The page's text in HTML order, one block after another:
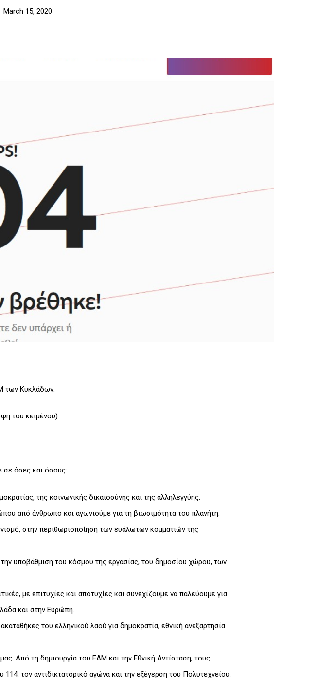
March 15, 2020
των Κυκλάδων.
του κειμένου)
σε όσες και όσους:
της κοινωνικής δικαιοσύνης και της αλληλεγγύης.
από άνθρωπο και αγωνιούμε για τη βιωσιμότητα του πλανήτη.
στην περιθωριοποίηση των ευάλωτων κομματιών της
υποβάθμιση του κόσμου της εργασίας, του δημοσίου χώρου, των
με επιτυχίες και αποτυχίες και συνεχίζουμε να παλεύουμε για
και στην Ευρώπη.
του ελληνικού λαού για δημοκρατία, εθνική ανεξαρτησία
Από τη δημιουργία του ΕΑΜ και την Εθνική Αντίσταση, τους
τον αντιδικτατορικό αγώνα και την εξέγερση του Πολυτεχνείου,